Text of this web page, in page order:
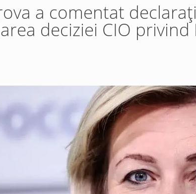
a comentat
deciziei CIO privind